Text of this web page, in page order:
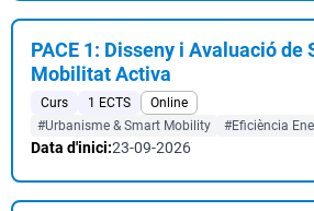
PACE 1: Disseny i Avaluació de
Mobilitat Activa
Curs 1 ECTS
Online
#Urbanisme & Smart Mobility
#Eficiència
Data d'inici:23-09-2026